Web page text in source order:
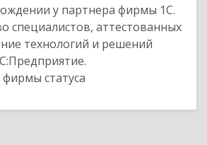
у партнера фирмы 1С.
специалистов, аттестованных
технологий и решений
статуса